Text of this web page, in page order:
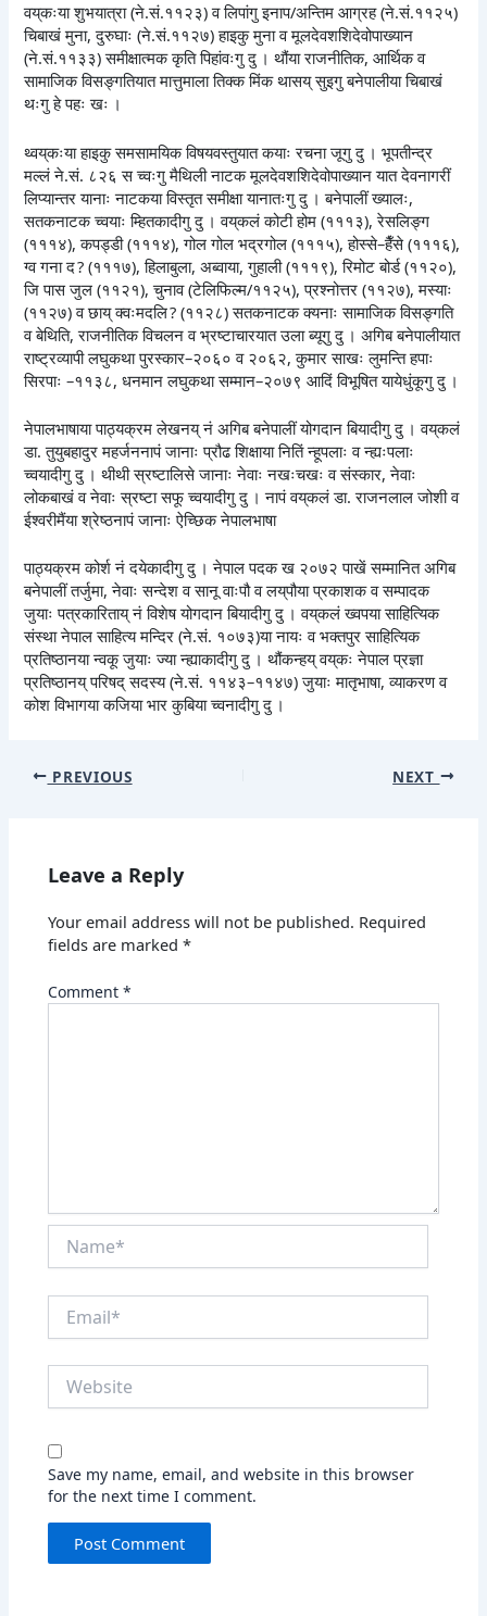
वय्‌कःया शुभयात्रा (ने.सं.११२३) व लिपांगु इनाप/अन्तिम आग्रह (ने.सं.११२५)
चिबाखं मुना, दुरुघाः (ने.सं.११२७) हाइकु मुना व मूलदेवशशिदेवोपाख्यान
(ने.सं.११३३) समीक्षात्मक कृति पिहांवःगु दु । थौंया राजनीतिक, आर्थिक व
सामाजिक विसङ्गतियात मात्तुमाला तिक्क मिंक थासय् सुइगु बनेपालीया चिबाखं
थःगु हे पहः खः ।
थ्वय्‌कःया हाइकु समसामयिक विषयवस्तुयात कयाः रचना जूगु दु । भूपतीन्द्र
मल्लं ने.सं. ८२६ स च्वःगु मैथिली नाटक मूलदेवशशिदेवोपाख्यान यात देवनागरीं
लिप्यान्तर यानाः नाटकया विस्तृत समीक्षा यानातःगु दु । बनेपालीं ख्यालः,
सतकनाटक च्वयाः म्हितकादीगु दु । वय्‌कलं कोटी होम (१११३), रेसलिङ्ग
(१११४), कपड्डी (१११४), गोल गोल भद्रगोल (१११५), होस्से–हैँसे (१११६),
ग्व गना द ? (१११७), हिलाबुला, अब्वाया, गुहाली (१११९), रिमोट बोर्ड (११२०),
जि पास जुल (११२१), चुनाव (टेलिफिल्म/११२५), प्रश्नोत्तर (११२७), मस्याः
(११२७) व छाय् क्वःमदलि ? (११२८) सतकनाटक क्यनाः सामाजिक विसङ्गति
व बेथिति, राजनीतिक विचलन व भ्रष्टाचारयात उला ब्यूगु दु । अगिब बनेपालीयात
राष्ट्रव्यापी लघुकथा पुरस्कार–२०६० व २०६२, कुमार साखः लुमन्ति हपाः
सिरपाः –११३८, धनमान लघुकथा सम्मान–२०७९ आदिं विभूषित यायेधुंकूगु दु ।
नेपालभाषाया पाठ्यक्रम लेखनय् नं अगिब बनेपालीं योगदान बियादीगु दु । वय्‌कलं
डा. तुयुबहादुर महर्जननापं जानाः प्रौढ शिक्षाया नितिं न्हूपलाः व न्ह्यःपलाः
च्वयादीगु दु । थीथी स्रष्टालिसे जानाः नेवाः नखःचखः व संस्कार, नेवाः
लोकबाखं व नेवाः स्रष्टा सफू च्वयादीगु दु । नापं वय्‌कलं डा. राजनलाल जोशी व
ईश्वरीमैंया श्रेष्ठनापं जानाः ऐच्छिक नेपालभाषा
पाठ्यक्रम कोर्श नं दयेकादीगु दु । नेपाल पदक ख २०७२ पाखें सम्मानित अगिब
बनेपालीं तर्जुमा, नेवाः सन्देश व सानू वाःपौ व लय्‌पौया प्रकाशक व सम्पादक
जुयाः पत्रकारिताय् नं विशेष योगदान बियादीगु दु । वय्‌कलं ख्वपया साहित्यिक
संस्था नेपाल साहित्य मन्दिर (ने.सं. १०७३)या नायः व भक्तपुर साहित्यिक
प्रतिष्ठानया न्वकू जुयाः ज्या न्ह्याकादीगु दु । थौंकन्हय् वय्‌कः नेपाल प्रज्ञा
प्रतिष्ठानय् परिषद् सदस्य (ने.सं. ११४३–११४७) जुयाः मातृभाषा, व्याकरण व
कोश विभागया कजिया भार कुबिया च्वनादीगु दु ।
PREVIOUS NEXT
Leave a Reply
Your email address will not be published. Required
fields are marked*
Comment*
Save my name, email, and website in this browser
for the next time I comment.